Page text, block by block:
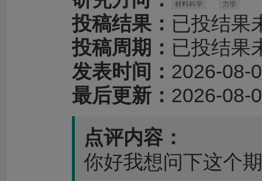
材料科学 力学
投稿结果： 已投结果
投稿周期： 已投结果
发表时间： 2026-08-
最后更新： 2026-08-
点评内容：
你好我想问下这个